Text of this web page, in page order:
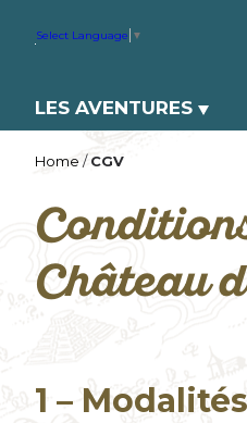
Select Language ▼
LES AVENTURES
Home /CGV
Château
1 –